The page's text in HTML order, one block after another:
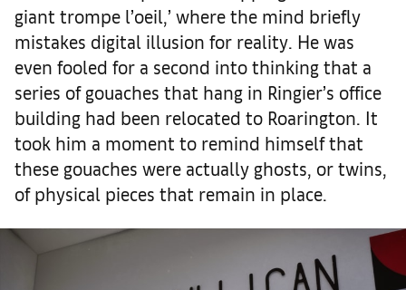
giant trompe l’oeil,’ where the mind briefly
mistakes digital illusion for reality. He was
even fooled for a second into thinking that a
series of gouaches that hang in Ringier’s office
building had been relocated to Roarington. It
took him a moment to remind himself that
these gouaches were actually ghosts, or twins,
of physical pieces that remain in place.